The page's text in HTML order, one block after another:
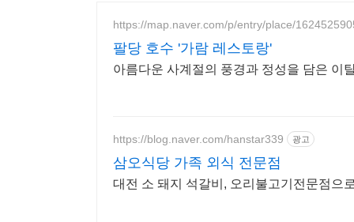
https://map.naver.com/p/entry/place/
팔당 호수 '가람 레스토랑'
아름다운 사계절의 풍경과 정성을 담은 이
https://blog.naver.com/hanstar339 광고
삼오식당 가족 외식 전문점
대전 소 돼지 석갈비, 오리불고기전문점으